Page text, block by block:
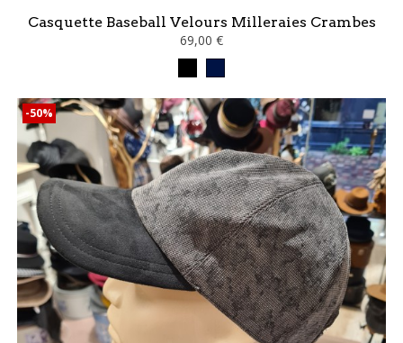
Casquette Baseball Velours Milleraies Crambes
69,00 €
-50%